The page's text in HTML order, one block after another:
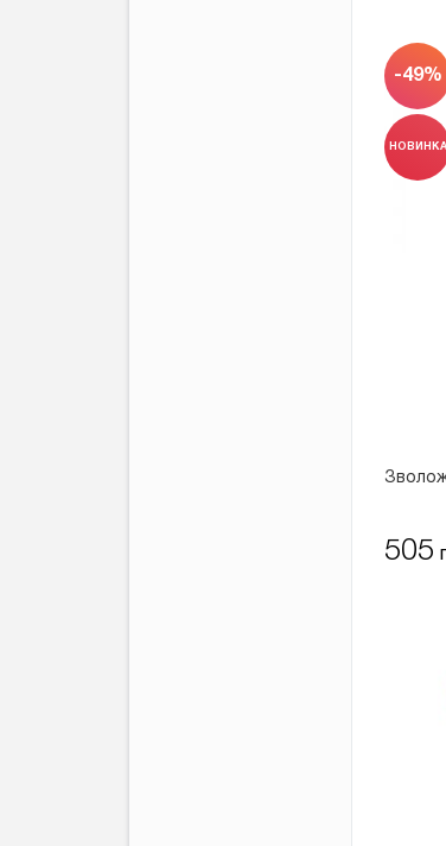
-49%
НОВИНКА
505